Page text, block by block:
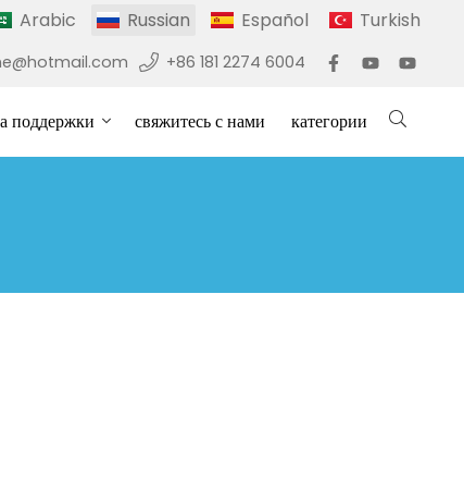
Arabic Russian Español Turkish
+86 181 2274 6004
поддержки свяжитесь с нами категории